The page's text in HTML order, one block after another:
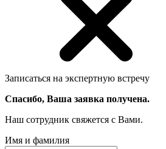
Записаться на экспертную встречу
Спасибо, Ваша заявка получена.
Наш сотрудник свяжется с Вами.
Имя и фамилия